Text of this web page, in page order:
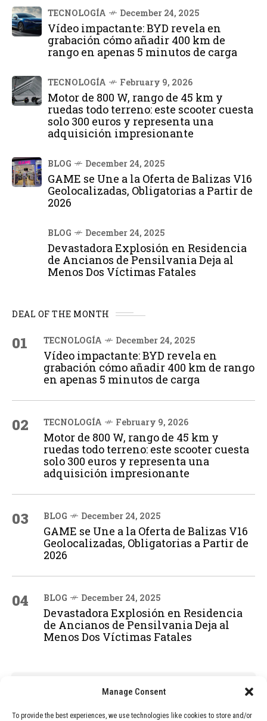
Manage Consent
To provide the best experiences, we use technologies like cookies to store and/or
TECNOLOGÍA December 24, 2025
Vídeo impactante: BYD revela en
grabación cómo añadir 400 km de
rango en apenas 5 minutos de carga
TECNOLOGÍA February 9, 2026
Motor de 800 W, rango de 45 km y
ruedas todo terreno: este scooter cuesta
solo 300 euros y representa una
adquisición impresionante
BLOG December 24, 2025
GAME se Une a la Oferta de Balizas V16
Geolocalizadas, Obligatorias a Partir de
2026
BLOG December 24, 2025
Devastadora Explosión en Residencia
de Ancianos de Pensilvania Deja al
Menos Dos Víctimas Fatales
DEAL OF THE MONTH
01 TECNOLOGÍA December 24, 2025
Vídeo impactante: BYD revela en
grabación cómo añadir 400 km de rango
en apenas 5 minutos de carga
02 TECNOLOGÍA February 9, 2026
Motor de 800 W, rango de 45 km y
ruedas todo terreno: este scooter cuesta
solo 300 euros y representa una
adquisición impresionante
03 BLOG December 24, 2025
GAME se Une a la Oferta de Balizas V16
Geolocalizadas, Obligatorias a Partir de
2026
04 BLOG December 24, 2025
Devastadora Explosión en Residencia
de Ancianos de Pensilvania Deja al
Menos Dos Víctimas Fatales